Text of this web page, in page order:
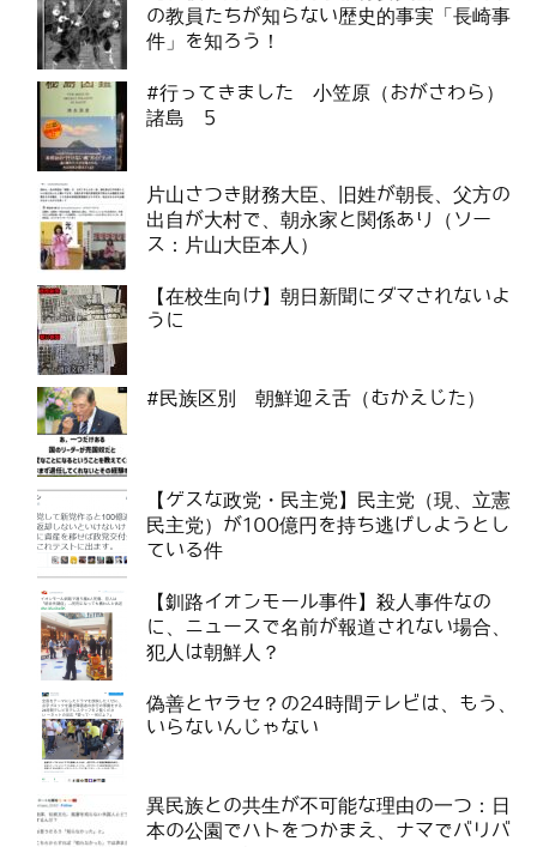
の教員たちが知らない歴史的事実「長崎事
件」を知ろう！
#行ってきました 小笠原（おがさわら）
諸島 5
片山さつき財務大臣、旧姓が朝長、父方の
出自が大村で、朝永家と関係あり（ソー
ス：片山大臣本人）
【在校生向け】朝日新聞にダマされないよ
うに
#民族区別 朝鮮迎え舌（むかえじた）
【ゲスな政党・民主党】民主党（現、立憲
民主党）が100億円を持ち逃げしようとし
ている件
【釧路イオンモール事件】殺人事件なの
に、ニュースで名前が報道されない場合、
犯人は朝鮮人？
偽善とヤラセ？の24時間テレビは、もう、
いらないんじゃない
異民族との共生が不可能な理由の一つ：日
本の公園でハトをつかまえ、ナマでバリバ